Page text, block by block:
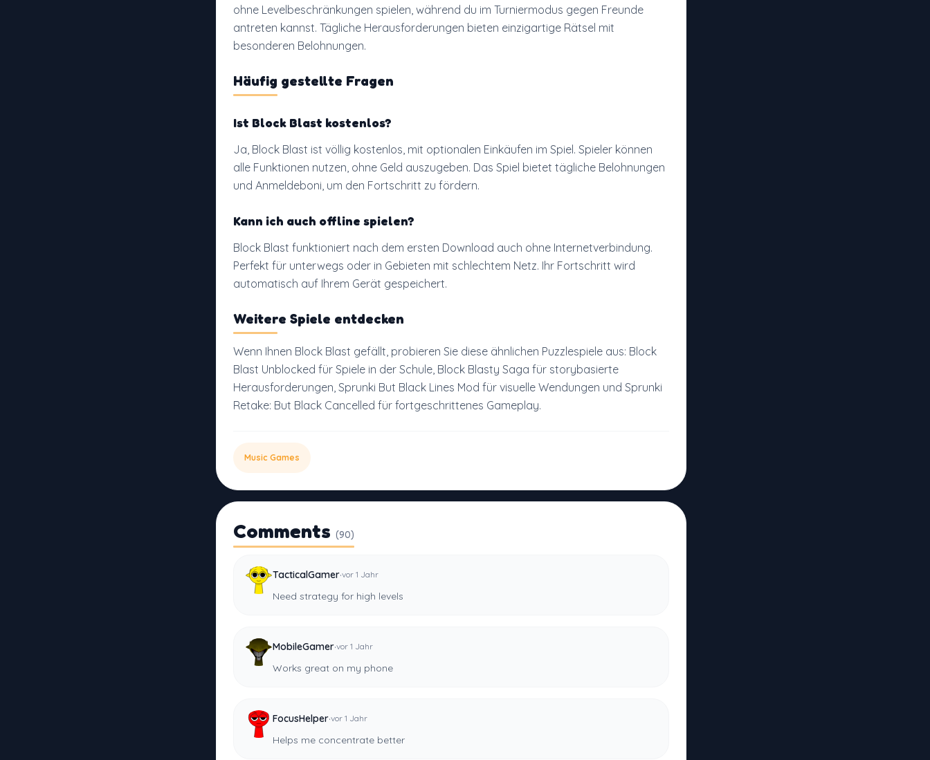
ohne Levelbeschränkungen spielen, während du im Turniermodus gegen Freunde
antreten kannst. Tägliche Herausforderungen bieten einzigartige Rätsel mit
besonderen Belohnungen.
Häufig gestellte Fragen
Ist Block Blast kostenlos?
Ja, Block Blast ist völlig kostenlos, mit optionalen Einkäufen im Spiel. Spieler können
alle Funktionen nutzen, ohne Geld auszugeben. Das Spiel bietet tägliche Belohnungen
und Anmeldeboni, um den Fortschritt zu fördern.
Kann ich auch offline spielen?
Block Blast funktioniert nach dem ersten Download auch ohne Internetverbindung.
Perfekt für unterwegs oder in Gebieten mit schlechtem Netz. Ihr Fortschritt wird
automatisch auf Ihrem Gerät gespeichert.
Weitere Spiele entdecken
Wenn Ihnen Block Blast gefällt, probieren Sie diese ähnlichen Puzzlespiele aus: Block
Blast Unblocked für Spiele in der Schule, Block Blasty Saga für storybasierte
Herausforderungen, Sprunki But Black Lines Mod für visuelle Wendungen und Sprunki
Retake: But Black Cancelled für fortgeschrittenes Gameplay.
Music Games
Comments (90)
TacticalGamer·vor 1 Jahr
Need strategy for high levels
MobileGamer·vor 1 Jahr
Works great on my phone
FocusHelper·vor 1 Jahr
Helps me concentrate better